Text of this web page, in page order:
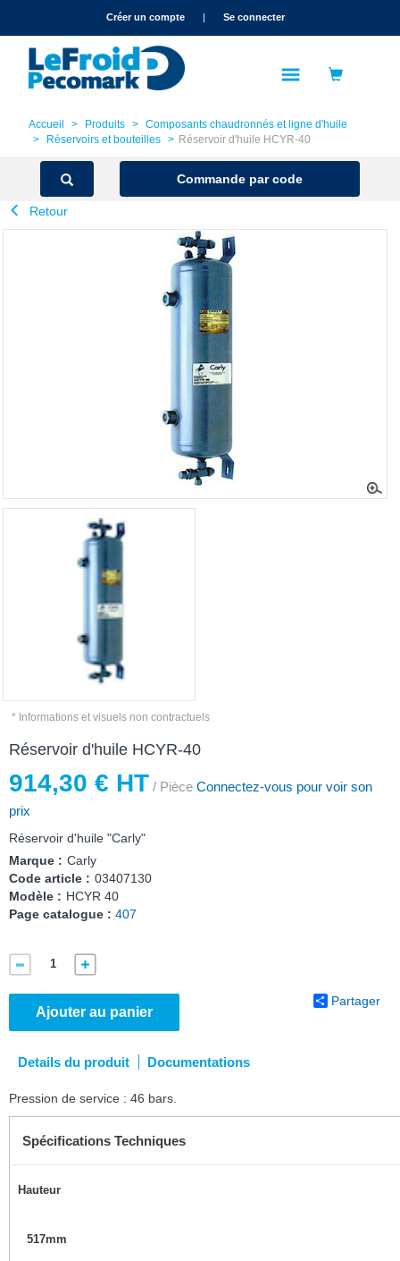
text.skipToNavigationCréer un compte | Se connecter
Accueil Produits
Composants chaudronnés et ligne d'huile
Réservoirs et bouteilles
Réservoir d'huile HCYR-40
Commande par code
Retour
* Informations et visuels non contractuels
Réservoir d'huile HCYR-40
914,30 € HT / Pièce Connectez-vous pour voir son
prix
Réservoir d'huile "Carly"
Marque : Carly
Code article : 03407130
Modèle : HCYR 40
Page catalogue : 407
Ajouter au panier
Partager
Details du produit Documentations
Pression de service : 46 bars.
Spécifications Techniques
Hauteur
517mm